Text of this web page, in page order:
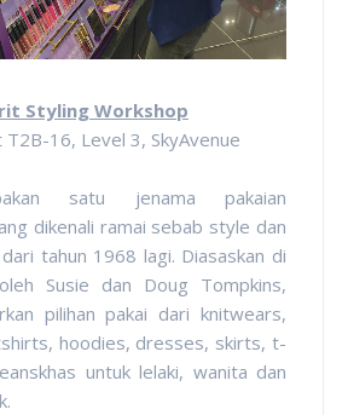
Styling Workshop
16, Level 3, SkyAvenue
satu jenama pakaian
dikenali ramai sebab style dan
tahun 1968 lagi. Diasaskan di
Susie dan Doug Tompkins,
pilihan pakai dari knitwears,
hoodies, dresses, skirts, t-
untuk lelaki, wanita dan